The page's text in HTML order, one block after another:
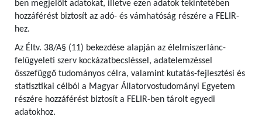
ben megjelölt adatokat, illetve ezen adatok tekintetében
hozzáférést biztosít az adó- és vámhatóság részére a FELIR-
hez.
Az Éltv. 38/A§ (11) bekezdése alapján az élelmiszerlánc-
felügyeleti szerv kockázatbecsléssel, adatelemzéssel
összefüggő tudományos célra, valamint kutatás-fejlesztési és
statisztikai célból a Magyar Állatorvostudományi Egyetem
részére hozzáférést biztosít a FELIR-ben tárolt egyedi
adatokhoz.